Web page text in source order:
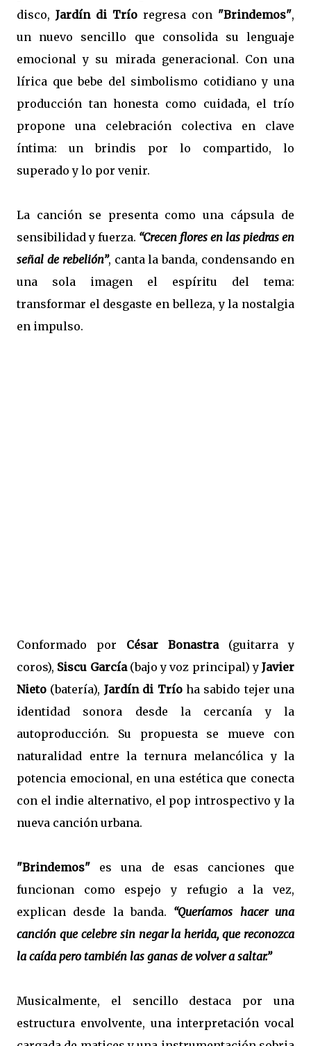
disco, Jardín di Trío regresa con "Brindemos",
un nuevo sencillo que consolida su lenguaje
emocional y su mirada generacional. Con una
lírica que bebe del simbolismo cotidiano y una
producción tan honesta como cuidada, el trío
propone una celebración colectiva en clave
íntima: un brindis por lo compartido, lo
superado y lo por venir.
La canción se presenta como una cápsula de
sensibilidad y fuerza. “Crecen flores en las piedras en
señal de rebelión”, canta la banda, condensando en
una sola imagen el espíritu del tema:
transformar el desgaste en belleza, y la nostalgia
en impulso.
Conformado por César Bonastra(guitarra y
coros), Siscu García(bajo y voz principal) y Javier
Nieto (batería), Jardín di Trío ha sabido tejer una
identidad sonora desde la cercanía y la
autoproducción. Su propuesta se mueve con
naturalidad entre la ternura melancólica y la
potencia emocional, en una estética que conecta
con el indie alternativo, el pop introspectivo y la
nueva canción urbana.
"Brindemos" es una de esas canciones que
funcionan como espejo y refugio a la vez,
explican desde la banda. “Queríamos hacer una
canción que celebre sin negar la herida, que reconozca
la caída pero también las ganas de volver a saltar.”
Musicalmente, el sencillo destaca por una
estructura envolvente, una interpretación vocal